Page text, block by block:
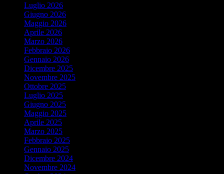
Luglio 2026
Giugno 2026
Maggio 2026
Aprile 2026
Marzo 2026
Febbraio 2026
Gennaio 2026
Dicembre 2025
Novembre 2025
Ottobre 2025
Luglio 2025
Giugno 2025
Maggio 2025
Aprile 2025
Marzo 2025
Febbraio 2025
Gennaio 2025
Dicembre 2024
Novembre 2024